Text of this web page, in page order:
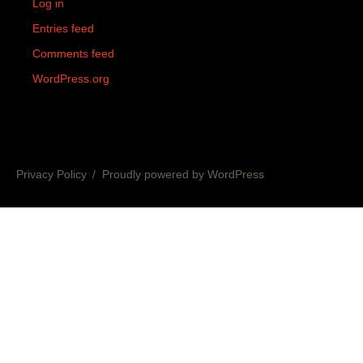
Log in
Entries feed
Comments feed
WordPress.org
Privacy Policy Proudly powered by WordPress